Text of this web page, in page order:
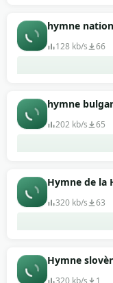
hymne
128 kb/s 66
hymne
202 kb/s 65
Hymne de la
320 kb/s 63
Hymne
320 kb/s 1